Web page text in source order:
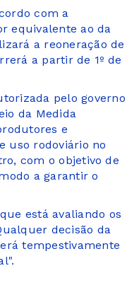
com a
equivalente ao da
a reoneração de
a partir de 1º de
pelo governo
da Medida
e
uso rodoviário no
com o objetivo de
a garantir o
está avaliando os
decisão da
tempestivamente